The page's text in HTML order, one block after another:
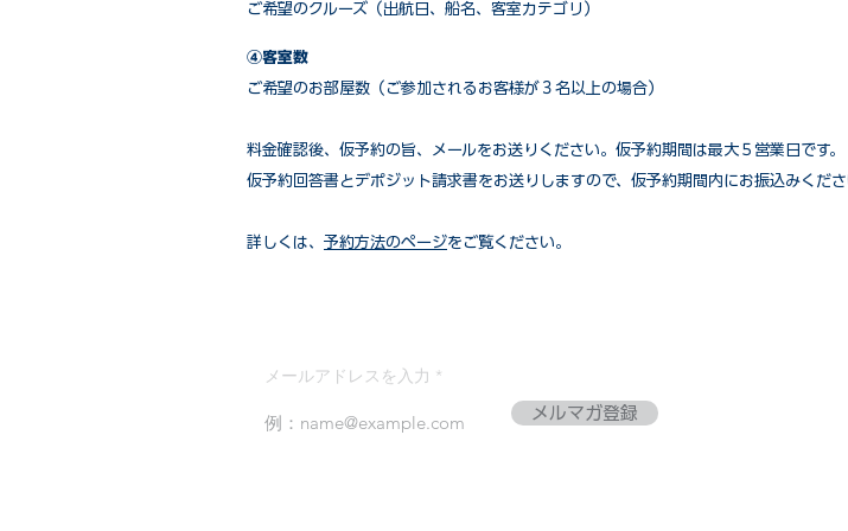
ご希望のクルーズ（出航日、船名、客室カテゴリ）
④客室数
ご希望のお部屋数（ご参加されるお客様が３名以上の場合）
​料金確認後、仮予約の旨、メールをお送りください。仮予約期間は最大５営業日です。
仮予約回答書とデポジット請求書をお送りしますので、仮予約期間内にお振込みくだ
詳しくは、 予約方法のページをご覧ください。
メールアドレスを入力
メルマガ登録